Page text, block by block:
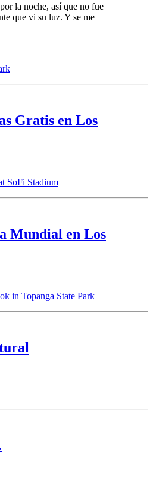
la noche, así que no fue
que vi su luz. Y se me
Gratis en Los
Mundial en Los